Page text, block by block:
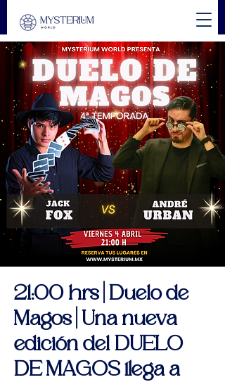
21:00 hrs | Duelo de
Magos | Una nueva
edición del DUELO
DE MAGOS llega a